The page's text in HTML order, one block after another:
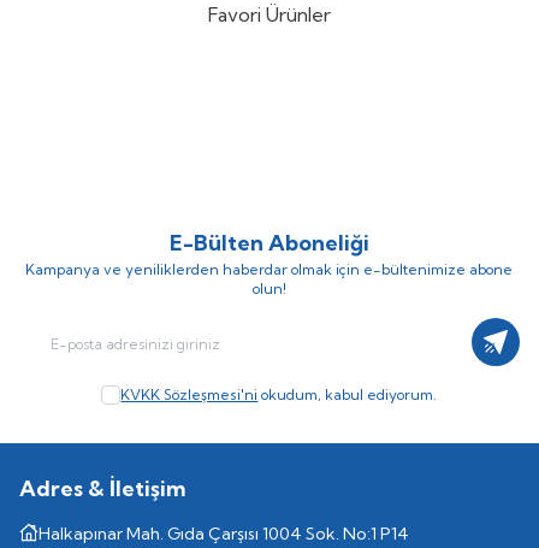
Favori Ürünler
E-Bülten Aboneliği
Kampanya ve yeniliklerden haberdar olmak için e-bültenimize abone
olun!
KVKK Sözleşmesi'ni okudum, kabul ediyorum.
Adres & İletişim
Halkapınar Mah. Gıda Çarşısı 1004 Sok. No:1 P14